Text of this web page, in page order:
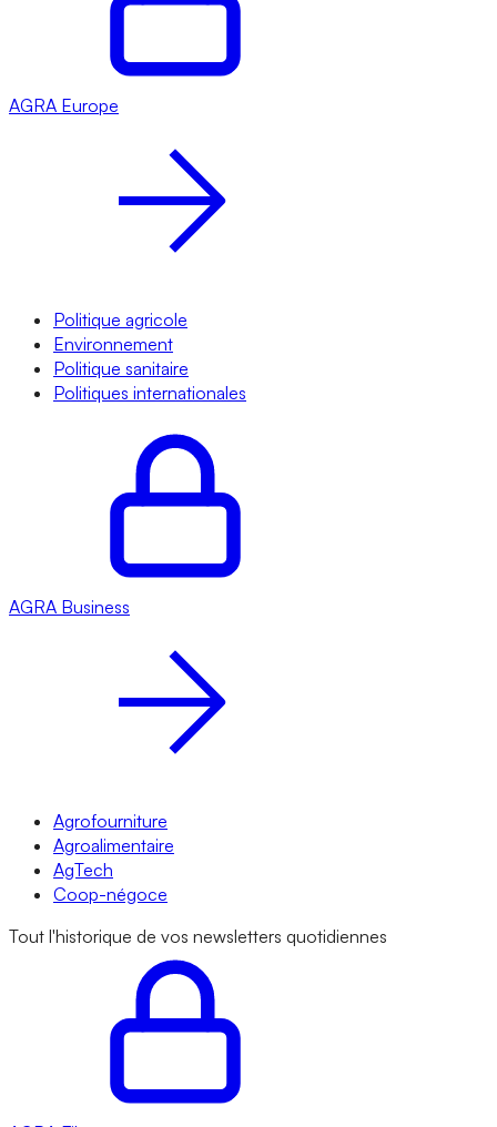
AGRA Europe
Politique agricole
Environnement
Politique sanitaire
Politiques internationales
AGRA Business
Agrofourniture
Agroalimentaire
AgTech
Coop-négoce
Tout l'historique de vos newsletters quotidiennes